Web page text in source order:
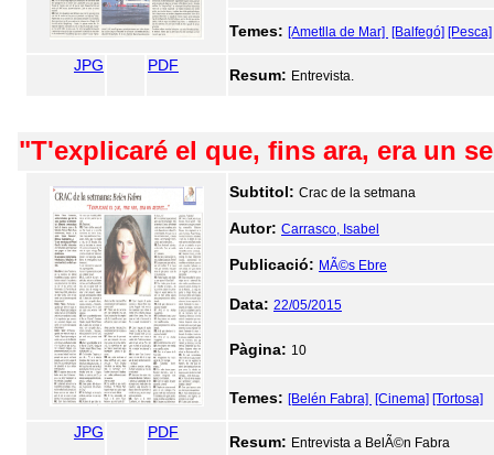
Temes: [Ametlla de Mar] [Balfegó] [Pesca]
JPG PDF
Resum: Entrevista.
"T'explicaré el que, fins ara, era un
Subtitol: Crac de la setmana
Autor: Carrasco, Isabel
Publicació: MÃ©s Ebre
Data: 22/05/2015
Pàgina: 10
Temes: [Belén Fabra] [Cinema] [Tortosa]
JPG PDF
Resum: Entrevista a BelÃ©n Fabra